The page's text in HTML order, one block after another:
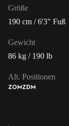
Größe
190 cm / 6'3" Fuß
Gewicht
86 kg / 190 lb
Alt. Positionen
ZOMZDM